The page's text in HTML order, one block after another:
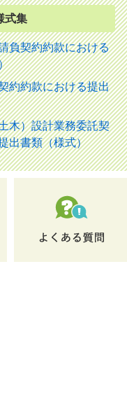
式集
負契約約款における
約約款における提出
木）設計業務委託契
出書類（様式）